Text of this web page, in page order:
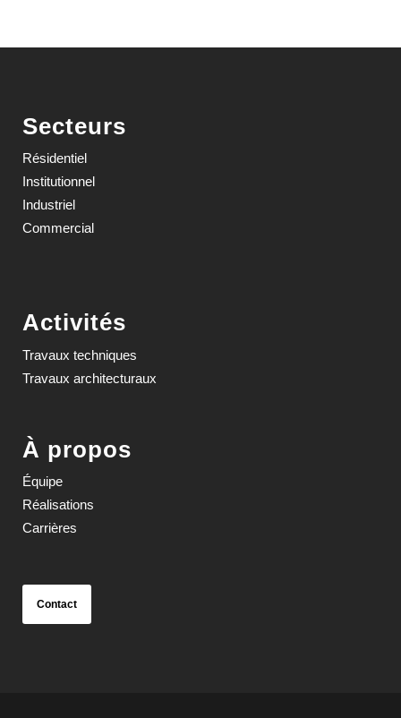
Secteurs
Résidentiel
Institutionnel
Industriel
Commercial
Activités
Travaux techniques
Travaux architecturaux
À propos
Équipe
Réalisations
Carrières
Contact